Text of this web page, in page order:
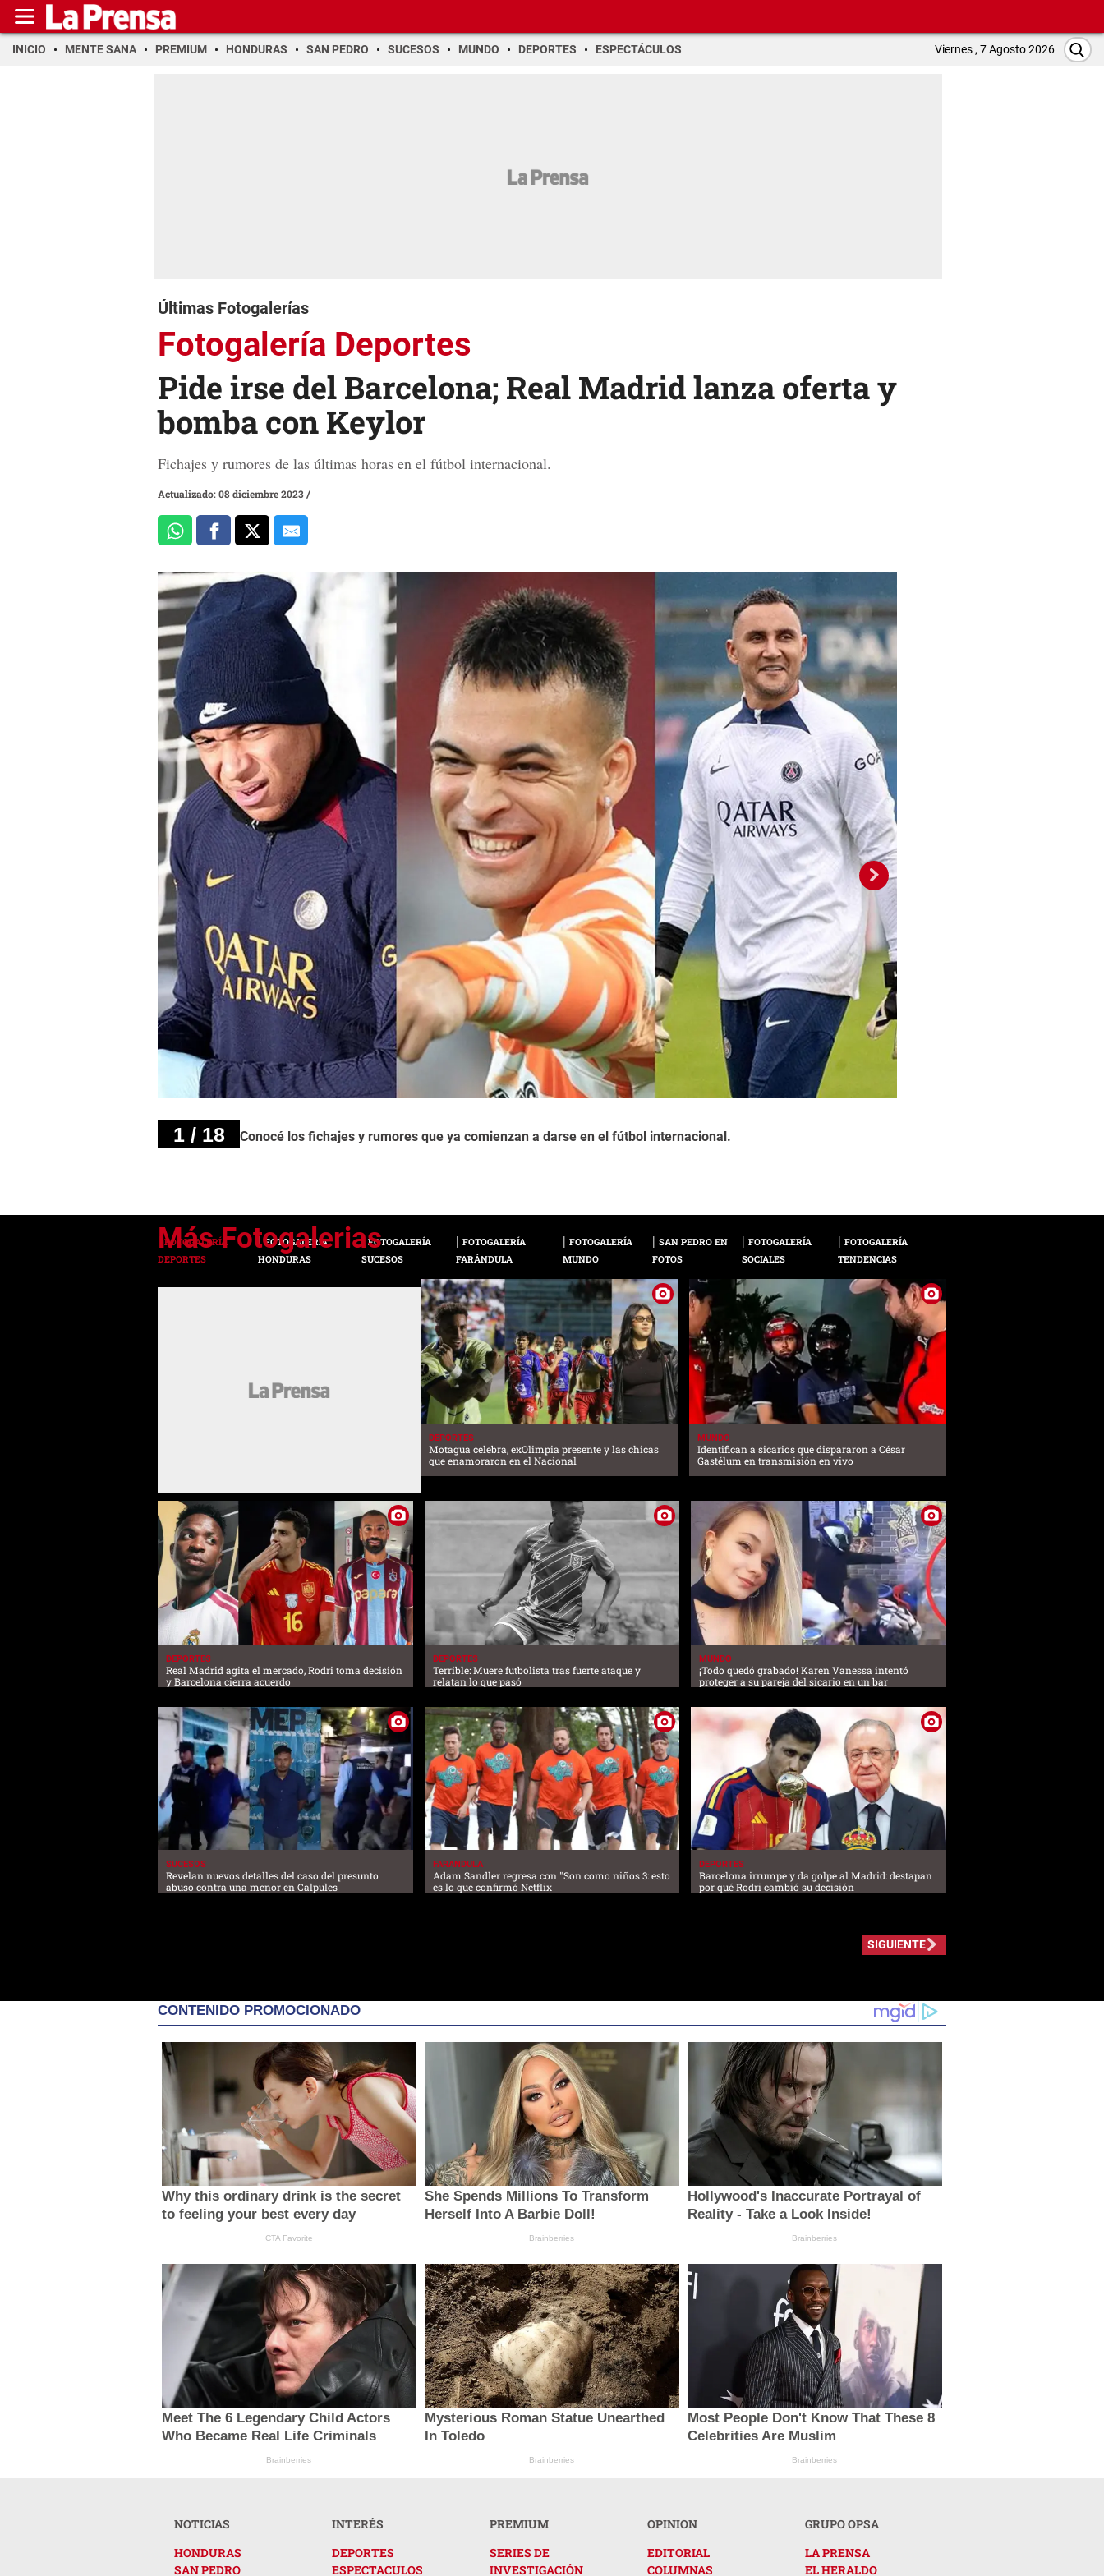
INICIO MENTE SANA PREMIUM HONDURAS SAN PEDRO SUCESOS MUNDO DEPORTES ESPECTÁCULOS Viernes , 7 Agosto 2026
Últimas Fotogalerías
Fotogalería Deportes
Pide irse del Barcelona; Real Madrid lanza oferta y
bomba con Keylor
Fichajes y rumores de las últimas horas en el fútbol internacional.
Actualizado: 08 diciembre 2023/
1 / 18 Conocé los fichajes y rumores que ya comienzan a darse en el fútbol internacional.
FOTOGALERÍA
DEPORTES
FOTOGALERÍA
HONDURAS
FOTOGALERÍA
SUCESOS
FOTOGALERÍA
FARÁNDULA
FOTOGALERÍA
MUNDO
SAN PEDRO EN
FOTOS
FOTOGALERÍA
SOCIALES
FOTOGALERÍA
TENDENCIAS
DEPORTES
Motagua celebra, exOlimpia presente y las chicas
que enamoraron en el Nacional
MUNDO
Identifican a sicarios que dispararon a César
Gastélum en transmisión en vivo
DEPORTES
Real Madrid agita el mercado, Rodri toma decisión
y Barcelona cierra acuerdo
DEPORTES
Terrible: Muere futbolista tras fuerte ataque y
relatan lo que pasó
MUNDO
¡Todo quedó grabado! Karen Vanessa intentó
proteger a su pareja del sicario en un bar
SUCESOS
Revelan nuevos detalles del caso del presunto
abuso contra una menor en Calpules
FARANDULA
Adam Sandler regresa con "Son como niños 3: esto
es lo que confirmó Netflix
DEPORTES
Barcelona irrumpe y da golpe al Madrid: destapan
por qué Rodri cambió su decisión
SIGUIENTE
CONTENIDO PROMOCIONADO
Why this ordinary drink is the secret
to feeling your best every day
CTA Favorite
She Spends Millions To Transform
Herself Into A Barbie Doll!
Brainberries
Hollywood's Inaccurate Portrayal of
Reality - Take a Look Inside!
Brainberries
Meet The 6 Legendary Child Actors
Who Became Real Life Criminals
Brainberries
Mysterious Roman Statue Unearthed
In Toledo
Brainberries
Most People Don't Know That These 8
Celebrities Are Muslim
Brainberries
NOTICIAS
HONDURAS
SAN PEDRO
INTERÉS
DEPORTES
ESPECTACULOS
PREMIUM
SERIES DE
INVESTIGACIÓN
OPINION
EDITORIAL
COLUMNAS
GRUPO OPSA
LA PRENSA
EL HERALDO